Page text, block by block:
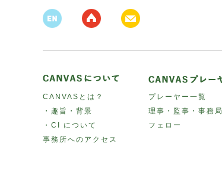
CANVASとは？
・趣旨・背景
・CI について
事務所へのアクセス
プレーヤー一覧
理事・監事・事務局
フェロー